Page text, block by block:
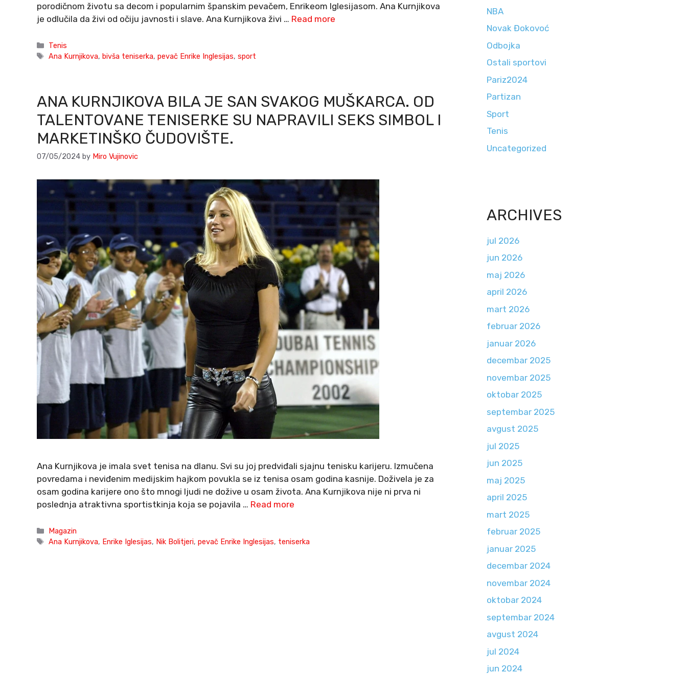
porodičnom životu sa decom i popularnim španskim pevačem, Enrikeom Iglesijasom. Ana Kurnjikova
je odlučila da živi od očiju javnosti i slave. Ana Kurnjikova živi … Read more
Categories
Tenis
Tags
Ana Kurnjikova,bivša teniserka,pevač Enrike Inglesijas,sport
ANA KURNJIKOVA BILA JE SAN SVAKOG MUŠKARCA. OD
TALENTOVANE TENISERKE SU NAPRAVILI SEKS SIMBOL I
MARKETINŠKO ČUDOVIŠTE.
07/05/2024 by Miro Vujinovic
Ana Kurnjikova je imala svet tenisa na dlanu. Svi su joj predviđali sjajnu tenisku karijeru. Izmučena
povredama i neviđenim medijskim hajkom povukla se iz tenisa osam godina kasnije. Doživela je za
osam godina karijere ono što mnogi ljudi ne dožive u osam života. Ana Kurnjikova nije ni prva ni
poslednja atraktivna sportistkinja koja se pojavila … Read more
Categories
Magazin
Tags
Ana Kurnjikova, Enrike Iglesijas, Nik Bolitjeri,pevač Enrike Inglesijas, teniserka
NBA
Novak Đokovoć
Odbojka
Ostali sportovi
Pariz2024
Partizan
Sport
Tenis
Uncategorized
ARCHIVES
jul 2026
jun 2026
maj 2026
april 2026
mart 2026
februar 2026
januar 2026
decembar 2025
novembar 2025
oktobar 2025
septembar 2025
avgust 2025
jul 2025
jun 2025
maj 2025
april 2025
mart 2025
februar 2025
januar 2025
decembar 2024
novembar 2024
oktobar 2024
septembar 2024
avgust 2024
jul 2024
jun 2024